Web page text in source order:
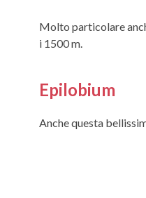
Molto particolare
i 1500 m.
Epilobium
Anche questa